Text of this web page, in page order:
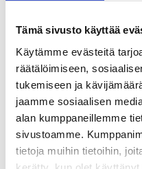
Tämä sivusto käyttää
Käytämme evästeitä
räätälöimiseen,
tukemiseen ja
jaamme sosiaalisen
alan kumppaneillemme
sivustoamme.
tietoja muihin tietoihin,
Valokuitu maksaa
Marko kertoo, että
ovat usein raskaita
paljon. Marko on
toimistotöitä ei ole
päässä sijaitsevaan kotiin.